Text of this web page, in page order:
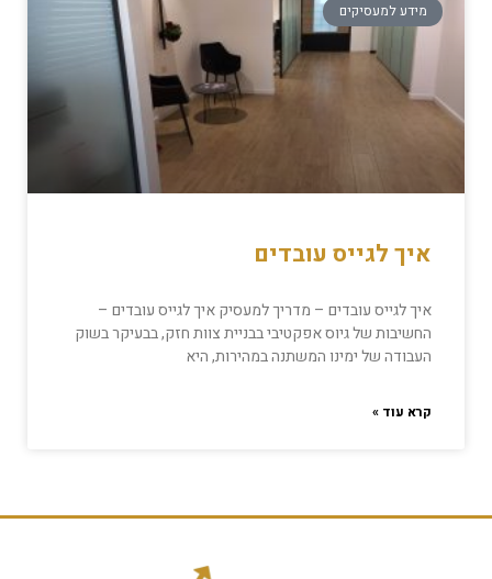
מידע למעסיקים
איך לגייס עובדים
איך לגייס עובדים – מדריך למעסיק איך לגייס עובדים –
החשיבות של גיוס אפקטיבי בבניית צוות חזק, בבעיקר בשוק
העבודה של ימינו המשתנה במהירות, היא
קרא עוד »